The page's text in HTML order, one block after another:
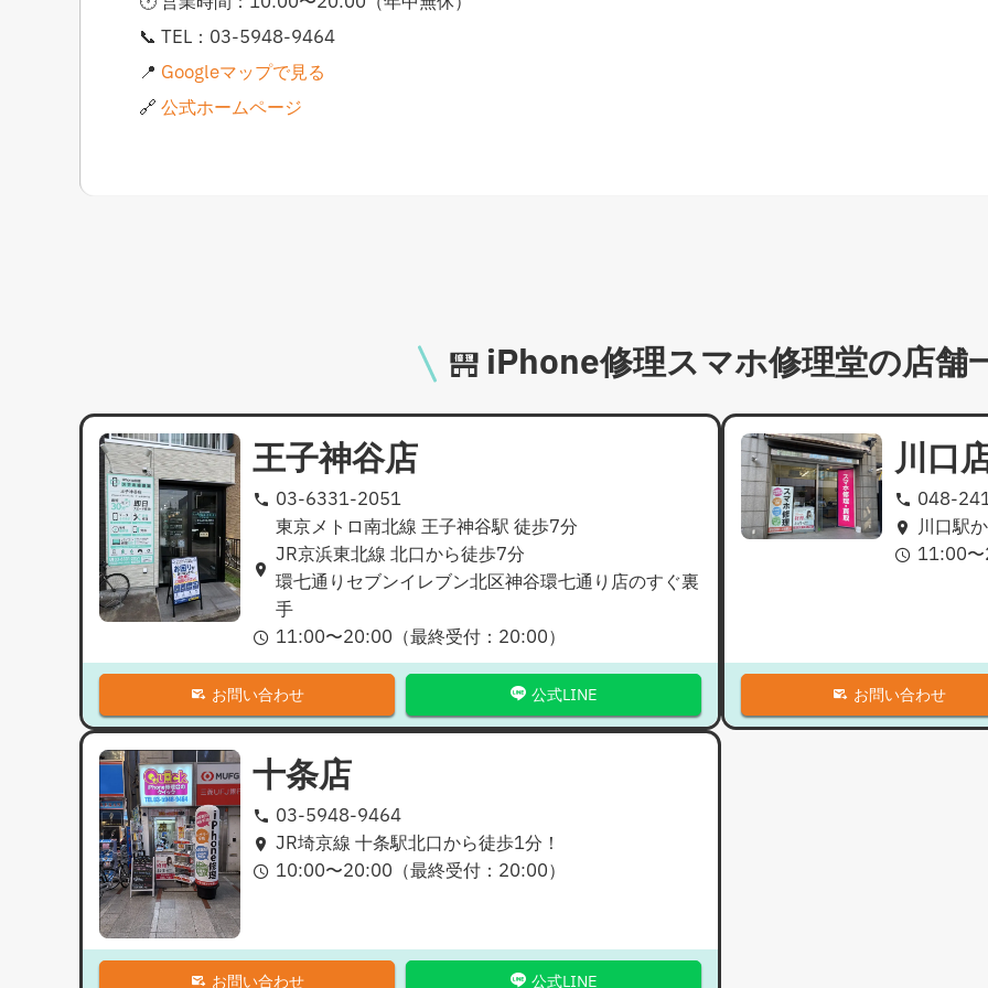
📞 TEL：03-5948-9464
📍 Googleマップで見る
🔗 公式ホームページ
iPhone修理スマホ修理堂の店舗
王子神谷店
03-6331-2051
東京メトロ南北線 王子神谷駅 徒歩7分
JR京浜東北線 北口から徒歩7分
環七通りセブンイレブン北区神谷環七通り店のすぐ裏
手
11:00〜20:00 （最終受付： 20:00）
お問い合わせ 公式LINE
川口
048-
川口駅
11:00〜
お問い合わせ
十条店
03-5948-9464
JR埼京線 十条駅北口から徒歩1分！
10:00〜20:00 （最終受付： 20:00）
お問い合わせ 公式LINE